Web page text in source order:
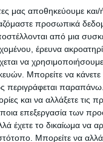
μας αποθηκεύουμε
προσωπικά
από μια
έρευνα
να
Μπορείτε να κάνετε
περιγράφεται
και να αλλάξετε τις
επεξεργασία των
έχετε το δικαίωμα να
Μπορείτε να
Ιησού